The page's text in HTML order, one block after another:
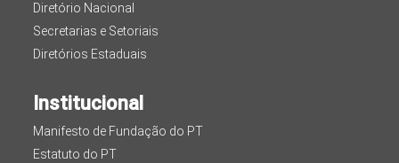
Diretório Nacional
Secretarias e Setoriais
Diretórios Estaduais
Institucional
Manifesto de Fundação do PT
Estatuto do PT